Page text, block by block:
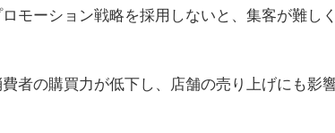
モーション戦略を採用しないと、集客が難し
者の購買力が低下し、店舗の売り上げにも影